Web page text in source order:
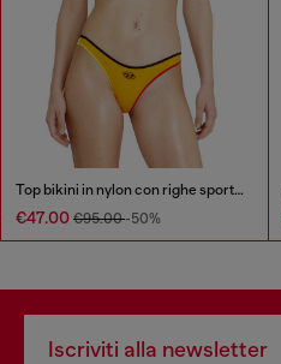
Top bikini in nylon con righe sportive
€47.00 €95.00-50%
Iscriviti alla newsletter